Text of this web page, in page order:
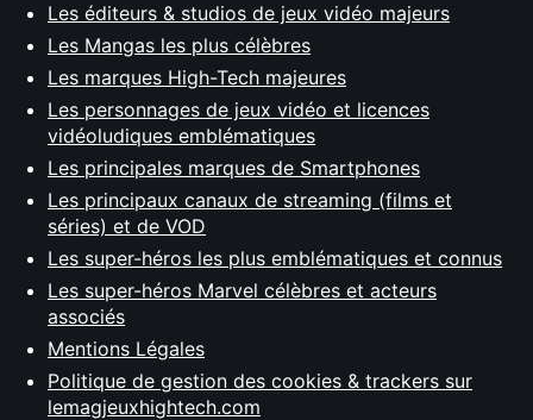
Les éditeurs & studios de jeux vidéo majeurs
Les Mangas les plus célèbres
Les marques High-Tech majeures
Les personnages de jeux vidéo et licences
vidéoludiques emblématiques
Les principales marques de Smartphones
Les principaux canaux de streaming (films et
séries) et de VOD
Les super-héros les plus emblématiques et connus
Les super-héros Marvel célèbres et acteurs
associés
Mentions Légales
Politique de gestion des cookies & trackers sur
lemagjeuxhightech.com